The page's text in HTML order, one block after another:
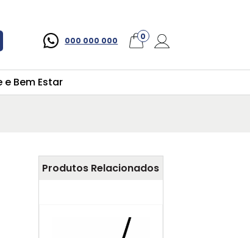
000 000 000 0
e Bem Estar
Produtos Relacionados